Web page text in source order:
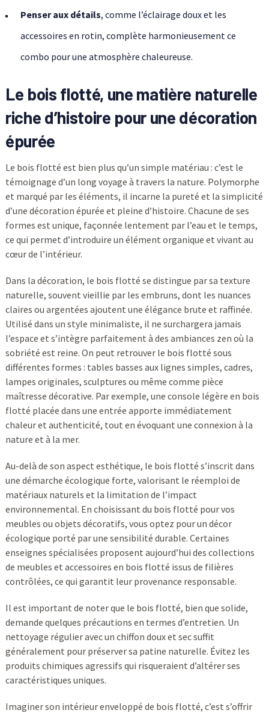
Penser aux détails, comme l’éclairage doux et les
accessoires en rotin, complète harmonieusement ce
combo pour une atmosphère chaleureuse.
Le bois flotté, une matière naturelle
riche d’histoire pour une décoration
épurée
Le bois flotté est bien plus qu’un simple matériau : c’est le
témoignage d’un long voyage à travers la nature. Polymorphe
et marqué par les éléments, il incarne la pureté et la simplicité
d’une décoration épurée et pleine d’histoire. Chacune de ses
formes est unique, façonnée lentement par l’eau et le temps,
ce qui permet d’introduire un élément organique et vivant au
cœur de l’intérieur.
Dans la décoration, le bois flotté se distingue par sa texture
naturelle, souvent vieillie par les embruns, dont les nuances
claires ou argentées ajoutent une élégance brute et raffinée.
Utilisé dans un style minimaliste, il ne surchargera jamais
l’espace et s’intègre parfaitement à des ambiances zen où la
sobriété est reine. On peut retrouver le bois flotté sous
différentes formes : tables basses aux lignes simples, cadres,
lampes originales, sculptures ou même comme pièce
maîtresse décorative. Par exemple, une console légère en bois
flotté placée dans une entrée apporte immédiatement
chaleur et authenticité, tout en évoquant une connexion à la
nature et à la mer.
Au-delà de son aspect esthétique, le bois flotté s’inscrit dans
une démarche écologique forte, valorisant le réemploi de
matériaux naturels et la limitation de l’impact
environnemental. En choisissant du bois flotté pour vos
meubles ou objets décoratifs, vous optez pour un décor
écologique porté par une sensibilité durable. Certaines
enseignes spécialisées proposent aujourd’hui des collections
de meubles et accessoires en bois flotté issus de filières
contrôlées, ce qui garantit leur provenance responsable.
Il est important de noter que le bois flotté, bien que solide,
demande quelques précautions en termes d’entretien. Un
nettoyage régulier avec un chiffon doux et sec suffit
généralement pour préserver sa patine naturelle. Évitez les
produits chimiques agressifs qui risqueraient d’altérer ses
caractéristiques uniques.
Imaginer son intérieur enveloppé de bois flotté, c’est s’offrir